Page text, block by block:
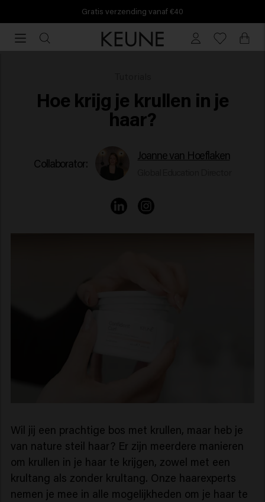
Gratis verzending vanaf €40
verzending
Hoe krijg je krullen in je
haar?
Collaborator:
Joanne van Hoeflaken
Wil jij een prachtige bos met krullen, maar heb je
van nature steil haar? Er zijn meerdere manieren
om krullen in je haar te krijgen, zowel met een
krultang als zonder krultang. Onze haarexperts
nemen je mee in alle mogelijkheden om je haar te